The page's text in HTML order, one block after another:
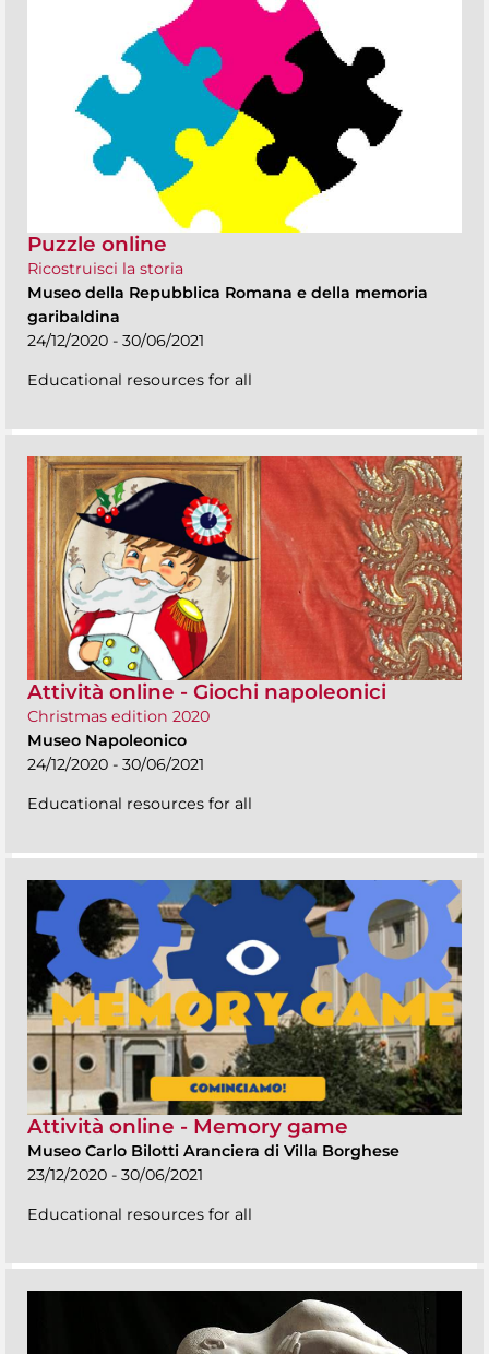
Puzzle online
Ricostruisci la storia
Museo della Repubblica Romana e della memoria
garibaldina
24/12/2020 - 30/06/2021
Educational resources for all
Attività online - Giochi napoleonici
Christmas edition 2020
Museo Napoleonico
24/12/2020 - 30/06/2021
Educational resources for all
Attività online - Memory game
Museo Carlo Bilotti Aranciera di Villa Borghese
23/12/2020 - 30/06/2021
Educational resources for all